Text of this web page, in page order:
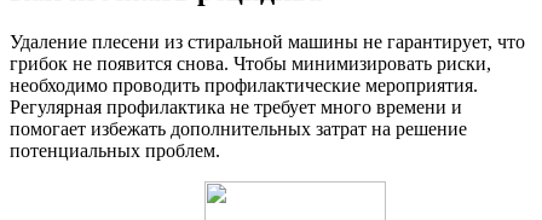
Удаление плесени из стиральной машины не гарантирует, что
грибок не появится снова. Чтобы минимизировать риски,
необходимо проводить профилактические мероприятия.
Регулярная профилактика не требует много времени и
помогает избежать дополнительных затрат на решение
потенциальных проблем.